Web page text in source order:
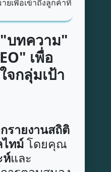
บทความ"
เพื่อ
จกลุ่มเป้า
รายงานสถิติ
ไทม์โดยคุณ
ห์และ